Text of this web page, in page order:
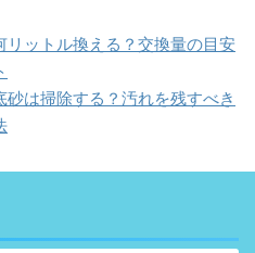
リットル換える？交換量の目安
は掃除する？汚れを残すべき